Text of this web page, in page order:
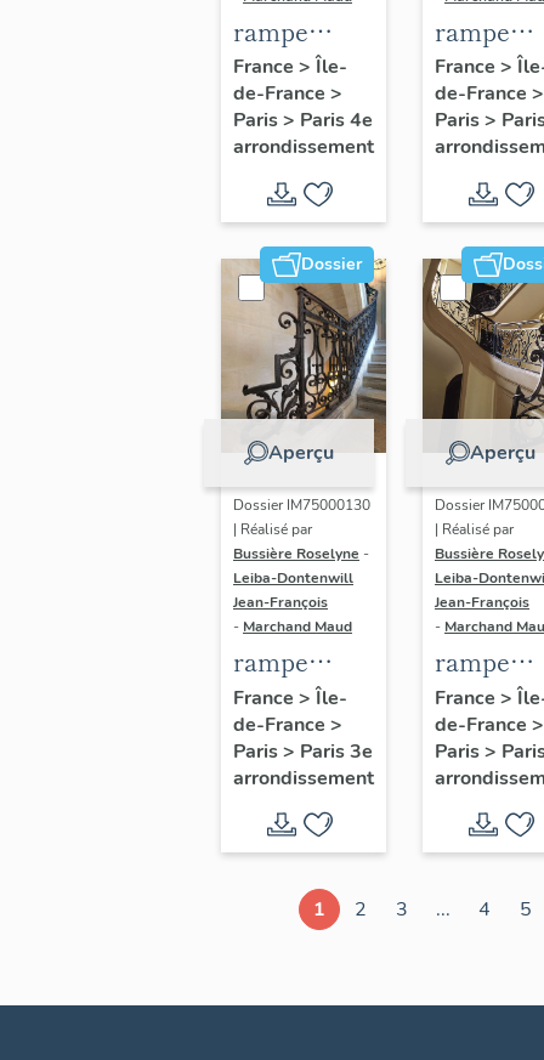
rampe
d'appui,
escalier de
la maison à
cochère
dite hôtel
Titon (non
étudié)
France > Île-
de-France >
Paris> Paris 4e
arrondissement
rampe
d'appui,
escalier
Vigny
étudié)
France >
de-France >
Paris>
Dossier
Aperçu
Dossier IM75000130
| Réalisé par
Bussière Roselyne -
Leiba-Dontenwill
Jean-François
- Marchand Maud
rampe
d'appui,
escalier de
l' hôtel
actuellement
musée
Cognacq-
Jay (non
France > Île-
de-France >
Paris> Paris 3e
arrondissement
Aperçu
Dossier
| Réalisé par
Bussière
Leiba-
Jean-François
- Marchand
rampe
d'appui,
escalier
la
cochère
dite hôtel
France >
de-France >
Paris>
1 2 3 ... 4 5